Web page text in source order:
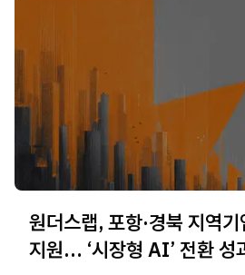
원더스랩, 포항·경북 지역
지원… ‘시장형 AI’ 전환 성